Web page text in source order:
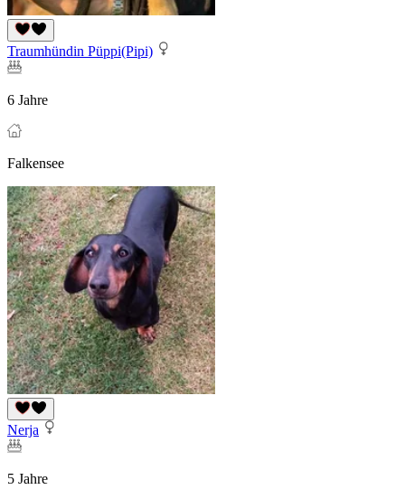
Traumhündin Püppi(Pipi)
6 Jahre
Falkensee
Nerja
5 Jahre